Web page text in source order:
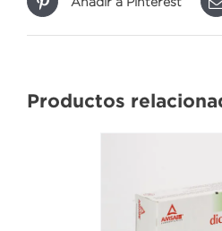
Productos